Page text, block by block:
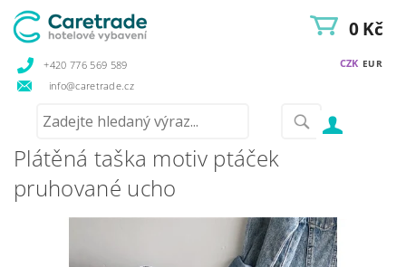
+420 776 569 589
info@caretrade.cz
CZK EUR
0 Kč
Plátěná taška motiv ptáček
pruhované ucho